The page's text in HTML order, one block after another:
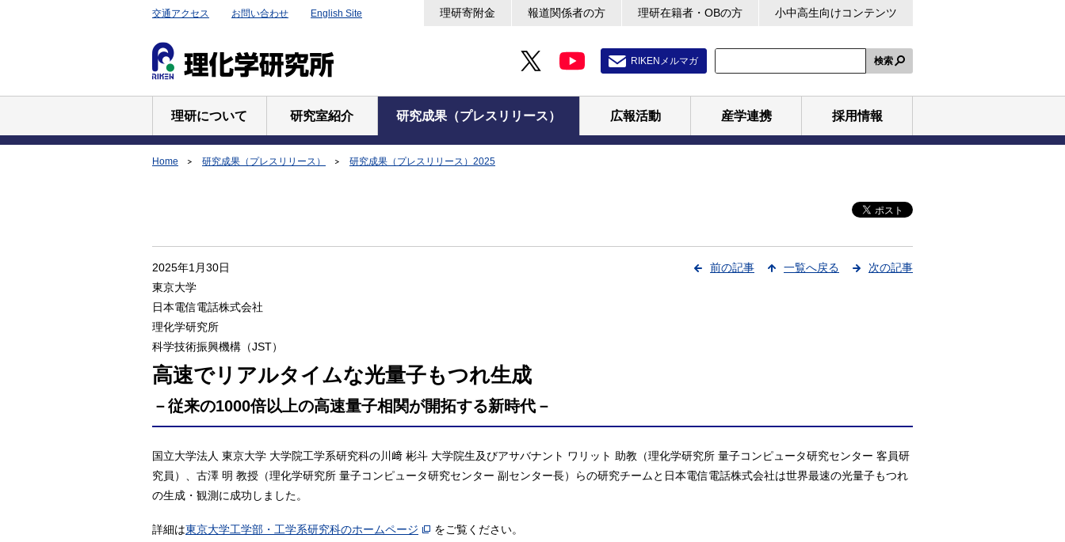
交通アクセス お問い合わせ English Site 理研寄附金 報道関係者の方 理研在籍者・OBの方 小中高生向けコンテンツ
RIKENメルマガ 検索
理研について 研究室紹介 研究成果（プレスリリース） 広報活動 産学連携 採用情報
Home 研究成果（プレスリリース） 研究成果（プレスリリース）2025
前の記事 一覧へ戻る 次の記事
2025年1月30日
東京大学
日本電信電話株式会社
理化学研究所
科学技術振興機構（JST）
高速でリアルタイムな光量子もつれ生成
－従来の1000倍以上の高速量子相関が開拓する新時代－
国立大学法人 東京大学 大学院工学系研究科の川﨑 彬斗 大学院生及びアサバナント ワリット 助教（理化学研究所 量子コンピュータ研究センター 客員研
究員）、古澤 明 教授（理化学研究所 量子コンピュータ研究センター 副センター長）らの研究チームと日本電信電話株式会社は世界最速の光量子もつれ
の生成・観測に成功しました。
詳細は東京大学工学部・工学系研究科のホームページ をご覧ください。